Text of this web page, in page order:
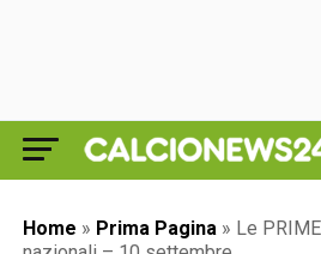
Home » Prima Pagina » Le